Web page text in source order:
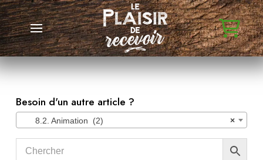
Besoin d'un autre article ?
×
8.2. Animation (2)